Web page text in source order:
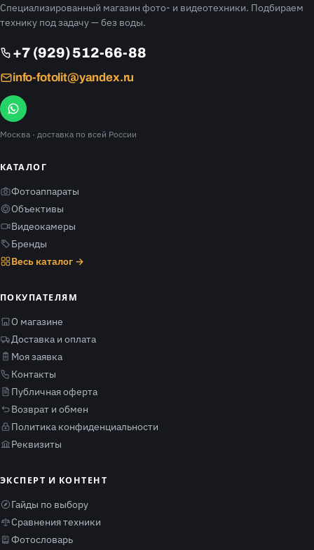
Специализированный магазин фото- и видеотехники. Подбираем
технику под задачу — без воды.
+7 (929) 512-66-88
info-fotolit@yandex.ru
Москва · доставка по всей России
КАТАЛОГ
Фотоаппараты
Объективы
Видеокамеры
Бренды
Весь каталог →
ПОКУПАТЕЛЯМ
О магазине
Доставка и оплата
Моя заявка
Контакты
Публичная оферта
Возврат и обмен
Политика конфиденциальности
Реквизиты
ЭКСПЕРТ И КОНТЕНТ
Гайды по выбору
Сравнения техники
Фотословарь